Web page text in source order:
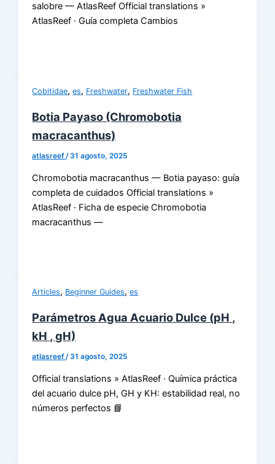
salobre — AtlasReef Official translations »
AtlasReef · Guía completa Cambios
Cobitidae,es, Freshwater, Freshwater Fish
Botia Payaso (Chromobotia
macracanthus)
atlasreef/31 agosto, 2025
Chromobotia macracanthus — Botia payaso: guía
completa de cuidados Official translations »
AtlasReef · Ficha de especie Chromobotia
macracanthus —
Articles, Beginner Guides,es
Parámetros Agua Acuario Dulce (pH ,
kH , gH)
atlasreef/31 agosto, 2025
Official translations » AtlasReef · Química práctica
del acuario dulce pH, GH y KH: estabilidad real, no
números perfectos 📘